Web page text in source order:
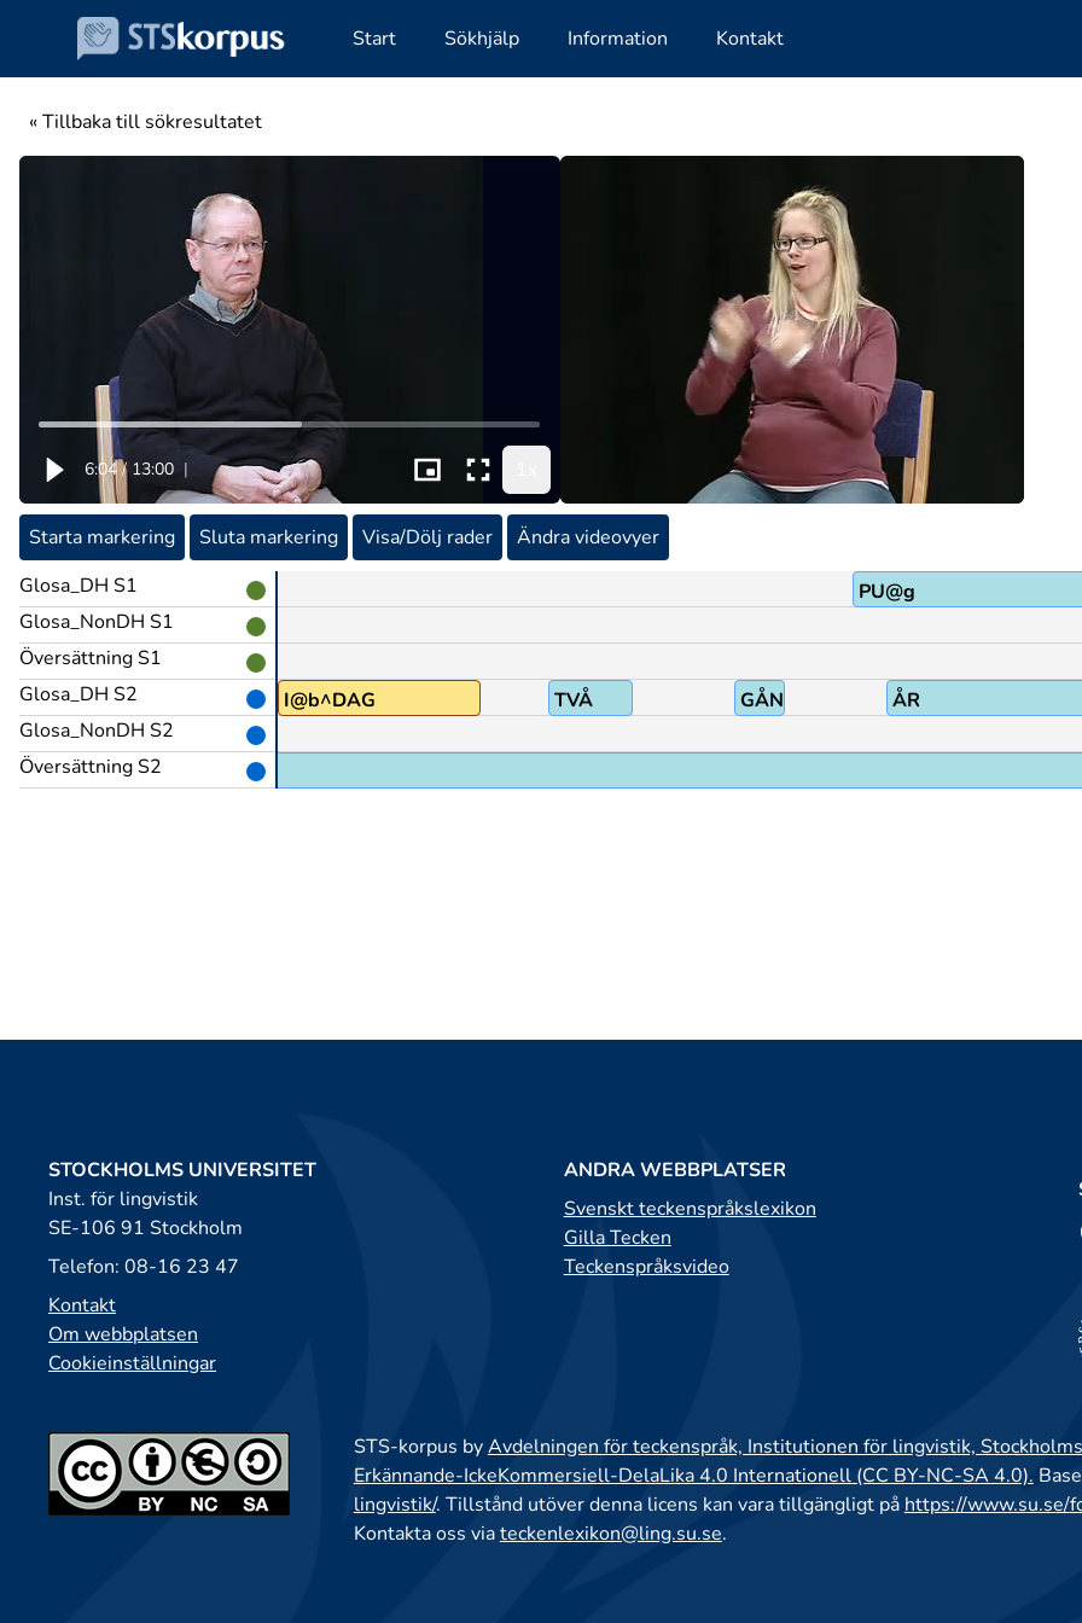
Start Sökhjälp Information Kontakt
« Tillbaka till sökresultatet
6:04 / 13:00 |
Starta markering Sluta markering Visa/Dölj rader
Ändra videovyer
Glosa_DH S1
Glosa_NonDH S1
Översättning S1
Glosa_DH S2
Glosa_NonDH S2
Översättning S2
PU@g
I@b^DAG TVÅ GÅNG ÅR
STOCKHOLMS UNIVERSITET
Inst. för lingvistik
SE-106 91 Stockholm
Telefon: 08-16 23 47
Kontakt
Om webbplatsen
Cookieinställningar
ANDRA WEBBPLATSER
Svenskt teckenspråkslexikon
Gilla Tecken
Teckenspråksvideo
STS-korpus byAvdelningen för teckenspråk, Institutionen för lingvistik,
Erkännande-IckeKommersiell-DelaLika 4.0 Internationell (CC BY-NC-SA 4.0).
lingvistik/. Tillstånd utöver denna licens kan vara tillgängligt på https://www.su.se/
Kontakta oss viateckenlexikon@ling.su.se.